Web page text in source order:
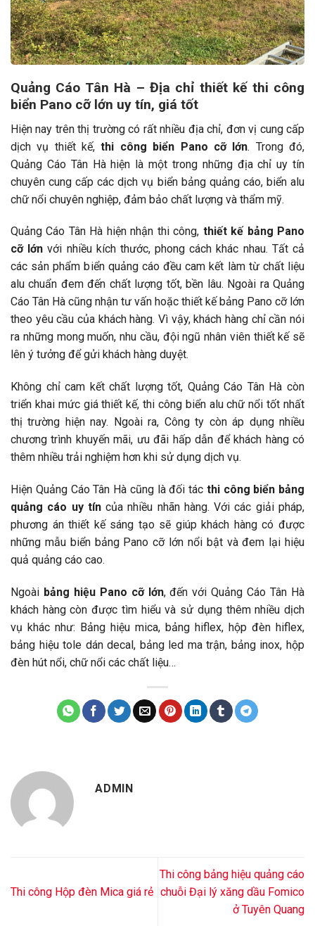
Quảng Cáo Tân Hà – Địa chỉ thiết kế thi công
biển Pano cỡ lớn uy tín, giá tốt
Hiện nay trên thị trường có rất nhiều địa chỉ, đơn vị cung cấp
dịch vụ thiết kế,thi công biển Pano cỡ lớn. Trong đó,
Quảng Cáo Tân Hà hiện là một trong những địa chỉ uy tín
chuyên cung cấp các dịch vụ biển bảng quảng cáo, biển alu
chữ nổi chuyên nghiệp, đảm bảo chất lượng và thẩm mỹ.
Quảng Cáo Tân Hà hiện nhận thi công, thiết kế bảng Pano
cỡ lớn với nhiều kích thước, phong cách khác nhau. Tất cả
các sản phẩm biển quảng cáo đều cam kết làm từ chất liệu
alu chuẩn đem đến chất lượng tốt, bền lâu. Ngoài ra Quảng
Cáo Tân Hà cũng nhận tư vấn hoặc thiết kế bảng Pano cỡ lớn
theo yêu cầu của khách hàng. Vì vậy, khách hàng chỉ cần nói
ra những mong muốn, nhu cầu, đội ngũ nhân viên thiết kế sẽ
lên ý tưởng để gửi khách hàng duyệt.
Không chỉ cam kết chất lượng tốt, Quảng Cáo Tân Hà còn
triển khai mức giá thiết kế, thi công biển alu chữ nổi tốt nhất
thị trường hiện nay. Ngoài ra, Công ty còn áp dụng nhiều
chương trình khuyến mãi, ưu đãi hấp dẫn để khách hàng có
thêm nhiều trải nghiệm hơn khi sử dụng dịch vụ.
Hiện Quảng Cáo Tân Hà cũng là đối tác thi công biển bảng
quảng cáo uy tíncủa nhiều nhãn hàng. Với các giải pháp,
phương án thiết kế sáng tạo sẽ giúp khách hàng có được
những mẫu biển bảng Pano cỡ lớn nổi bật và đem lại hiệu
quả quảng cáo cao.
Ngoài bảng hiệu Pano cỡ lớn, đến với Quảng Cáo Tân Hà
khách hàng còn được tìm hiểu và sử dụng thêm nhiều dịch
vụ khác như: Bảng hiệu mica, bảng hiflex, hộp đèn hiflex,
bảng hiệu tole dán decal, bảng led ma trận, bảng inox, hộp
đèn hút nổi, chữ nổi các chất liệu…
ADMIN
Thi công Hộp đèn Mica giá rẻ
Thi công bảng hiệu quảng cáo
chuỗi Đại lý xăng dầu Fomico
ở Tuyên Quang